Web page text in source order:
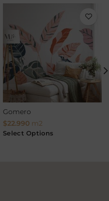
Gomero
$22.990 m2
Select Options